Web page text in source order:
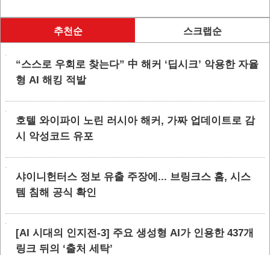
추천순 스크랩순
“스스로 우회로 찾는다” 中 해커 ‘딥시크’ 악용한 자율
형 AI 해킹 적발
호텔 와이파이 노린 러시아 해커, 가짜 업데이트로 감
시 악성코드 유포
샤이니헌터스 정보 유출 주장에... 브링크스 홈, 시스
템 침해 공식 확인
[AI 시대의 인지전-3] 주요 생성형 AI가 인용한 437개
링크 뒤의 ‘출처 세탁’